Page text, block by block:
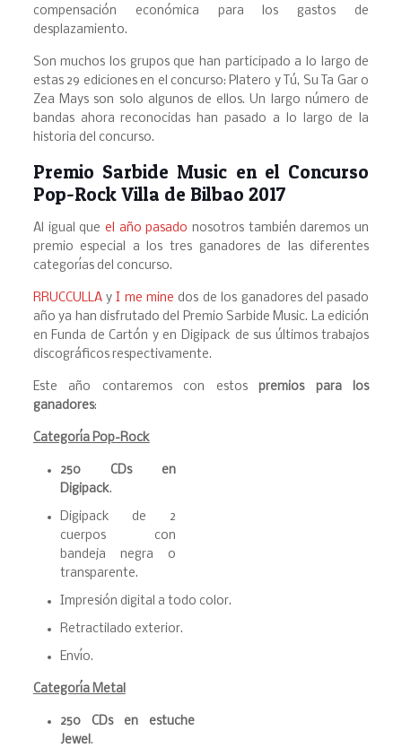
compensación económica para los gastos de
desplazamiento.
Son muchos los grupos que han participado a lo largo de
estas 29 ediciones en el concurso: Platero y Tú, Su Ta Gar o
Zea Mays son solo algunos de ellos. Un largo número de
bandas ahora reconocidas han pasado a lo largo de la
historia del concurso.
Premio Sarbide Music en el Concurso
Pop-Rock Villa de Bilbao 2017
Al igual que el año pasadonosotros también daremos un
premio especial a los tres ganadores de las diferentes
categorías del concurso.
RRUCCULLAyI me mine dos de los ganadores del pasado
año ya han disfrutado del Premio Sarbide Music. La edición
en Funda de Cartón y en Digipack de sus últimos trabajos
discográficos respectivamente.
Este año contaremos con estospremios para los
ganadores:
Categoría Pop-Rock
250 CDs en
Digipack.
Digipack de 2
cuerpos con
bandeja negra o
transparente.
Impresión digital a todo color.
Retractilado exterior.
Envío.
Categoría Metal
250 CDs en estuche
Jewel .